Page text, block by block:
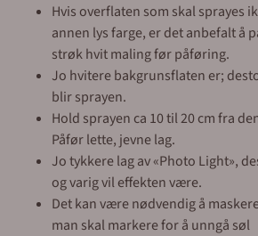
Hvis overflaten som skal sprayes
annen lys farge, er det anbefalt å
strøk hvit maling før påføring.
Jo hvitere bakgrunsflaten er;
blir sprayen.
Hold sprayen ca 10 til 20 cm fra
Påfør lette, jevne lag.
Jo tykkere lag av «Photo Light»,
og varig vil effekten være.
Det kan være nødvendig å
man skal markere for å unngå søl